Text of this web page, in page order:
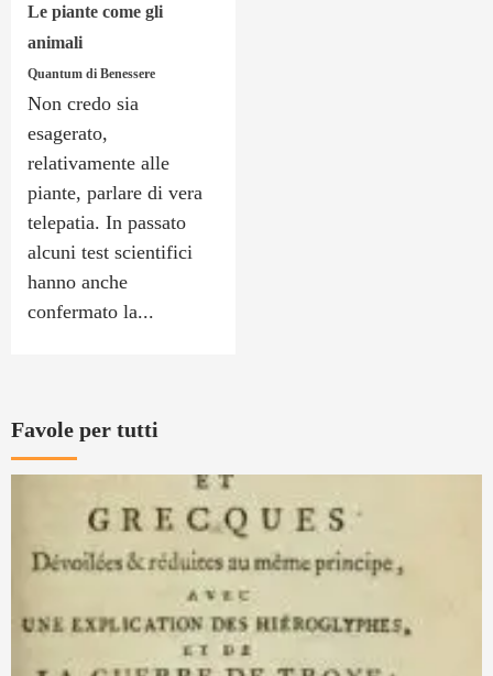
Le piante come gli
animali
Quantum di Benessere
Non credo sia
esagerato,
relativamente alle
piante, parlare di vera
telepatia. In passato
alcuni test scientifici
hanno anche
confermato la...
Favole per tutti